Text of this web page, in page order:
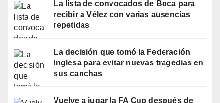
La lista de convocados de Boca para
recibir a Vélez con varias ausencias
repetidas
La decisión que tomó la Federación
Inglesa para evitar nuevas tragedias en
sus canchas
Vuelve a jugar la FA Cup después de